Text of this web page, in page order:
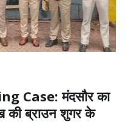
Case: मंदसौर का
की ब्राउन शुगर के